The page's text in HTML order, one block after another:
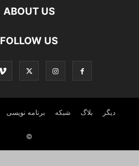
ABOUT US
FOLLOW US
دیگر بلاگ شبکه برنامه نویسی
©